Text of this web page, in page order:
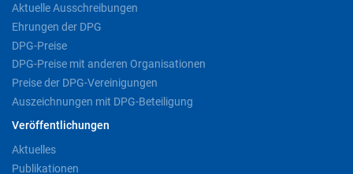
Aktuelle Ausschreibungen
Ehrungen der DPG
DPG-Preise
DPG-Preise mit anderen Organisationen
Preise der DPG-Vereinigungen
Auszeichnungen mit DPG-Beteiligung
Veröffentlichungen
Aktuelles
Publikationen